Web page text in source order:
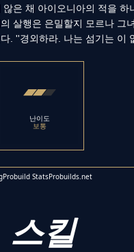
은 채 아이오니아의 적을 하
살행은 은밀할지 모르나 그
. ''경외하라. 나는 섬기는 이
난이도
보통
Probuild StatsProbuilds.net
스킬